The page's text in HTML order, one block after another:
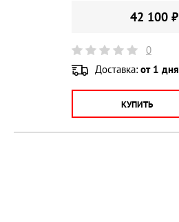
42 100 ₽
0
Доставка: от 1 дня
КУПИТЬ